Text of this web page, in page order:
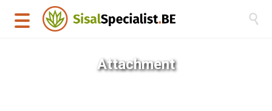

Attachment